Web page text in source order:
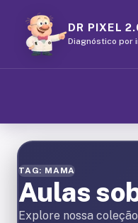
DR PIXEL
Diagnóstico por
TAG: MAMA
Aulas
Explore nossa